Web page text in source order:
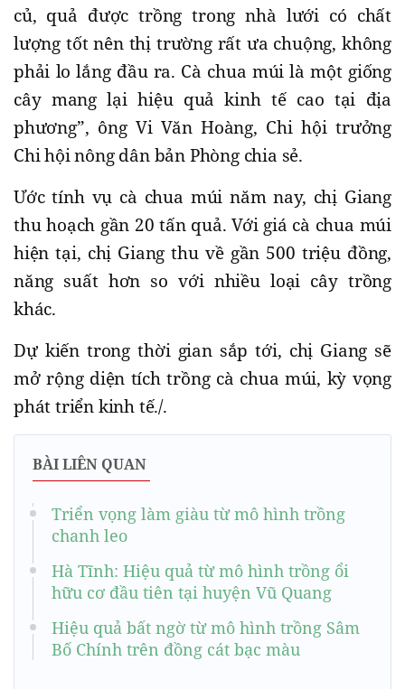
củ, quả được trồng trong nhà lưới có chất
lượng tốt nên thị trường rất ưa chuộng, không
phải lo lắng đầu ra. Cà chua múi là một giống
cây mang lại hiệu quả kinh tế cao tại địa
phương”, ông Vi Văn Hoàng, Chi hội trưởng
Chi hội nông dân bản Phòng chia sẻ.
Ước tính vụ cà chua múi năm nay, chị Giang
thu hoạch gần 20 tấn quả. Với giá cà chua múi
hiện tại, chị Giang thu về gần 500 triệu đồng,
năng suất hơn so với nhiều loại cây trồng
khác.
Dự kiến trong thời gian sắp tới, chị Giang sẽ
mở rộng diện tích trồng cà chua múi, kỳ vọng
phát triển kinh tế./.
BÀI LIÊN QUAN
Triển vọng làm giàu từ mô hình trồng
chanh leo
Hà Tĩnh: Hiệu quả từ mô hình trồng ổi
hữu cơ đầu tiên tại huyện Vũ Quang
Hiệu quả bất ngờ từ mô hình trồng Sâm
Bố Chính trên đồng cát bạc màu